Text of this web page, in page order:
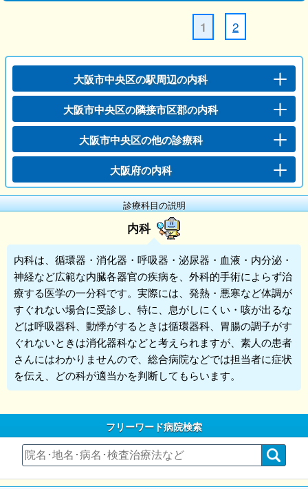
1 2
大阪市中央区の駅周辺の内科
大阪市中央区の隣接市区郡の内科
大阪市中央区の他の診療科
大阪府の内科
診療科目の説明
内科
内科は、循環器・消化器・呼吸器・泌尿器・血液・内分泌・
神経など広範な内臓各器官の疾病を、外科的手術によらず治
療する医学の一分科です。実際には、発熱・悪寒など体調が
すぐれない場合に受診し、特に、息がしにくい・咳が出るな
どは呼吸器科、動悸がするときは循環器科、胃腸の調子がす
ぐれないときは消化器科などと考えられますが、素人の患者
さんにはわかりませんので、総合病院などでは担当者に症状
を伝え、どの科が適当かを判断してもらいます。
フリーワード病院検索